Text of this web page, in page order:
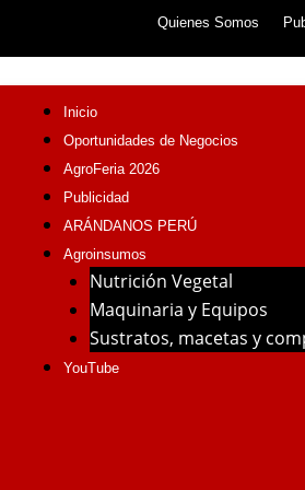
Quienes Somos
Inicio
Oportunidades de Negocios
AgroFeria 2026
Publicidad
ARÁNDANOS PERÚ
Agroinsumos
Nutrición Vegetal
Maquinaria y Equipos
Sustratos, macetas y
YouTube